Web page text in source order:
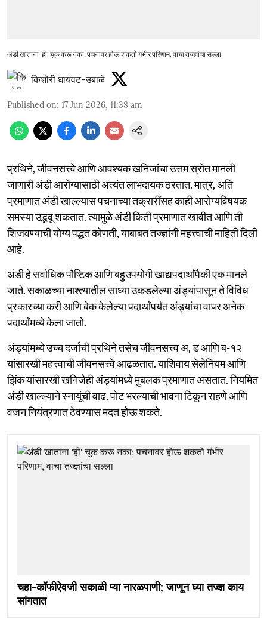
अंडी खाताना 'ही' चूक करू नका; पचनावर होऊ शकतो गंभीर परिणाम, वाचा तज्ज्ञांचा सल्ला
किशोरी घायवट-उबाळे
Published on: 17 Jun 2026, 11:38 am
प्रथिने, जीवनसत्त्वे आणि आवश्यक खनिजांचा उत्तम स्रोत मानली
जाणारी अंडी आरोग्यासाठी अत्यंत लाभदायक ठरतात. मात्र, अति
प्रमाणात अंडी खाल्ल्यास पचनाच्या तक्रारींसह काही आरोग्यविषयक
समस्या उद्भवू शकतात. त्यामुळे अंडी किती प्रमाणात खावीत आणि ती
शिजवण्याची योग्य पद्धत कोणती, याबाबत तज्ज्ञांनी महत्त्वाची माहिती दिली
आहे.
अंडी हे सर्वाधिक पौष्टिक आणि बहुउपयोगी खाद्यपदार्थांपैकी एक मानले
जाते. सकाळच्या नाश्त्यातील साध्या उकडलेल्या अंड्यांपासून ते विविध
प्रकारच्या करी आणि बेक केलेल्या पदार्थांपर्यंत अंड्यांचा वापर अनेक
पदार्थांमध्ये केला जातो.
अंड्यांमध्ये उच्च दर्जाची प्रथिने तसेच जीवनसत्त्व अ, ड आणि ब-१२
यांसारखी महत्त्वाची जीवनसत्त्वे आढळतात. याशिवाय सेलेनियम आणि
झिंक यांसारखी खनिजेही अंड्यांमध्ये मुबलक प्रमाणात असतात. नियमित
अंडी खाल्ल्याने स्नायूंची वाढ, पोट भरल्याची भावना टिकून राहणे आणि
वजन नियंत्रणात ठेवण्यास मदत होऊ शकते.
चहा-कॉफीऐवजी सकाळी प्या नारळपाणी; जाणून घ्या तज्ज्ञ काय
सांगतात